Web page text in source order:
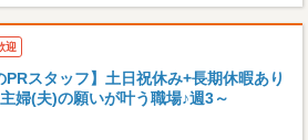
迎
PRスタッフ】土日祝休み+長期休暇あり
婦(夫)の願いが叶う職場♪週3～